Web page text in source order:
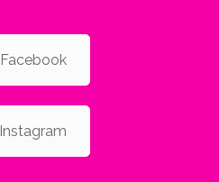
Facebook
Instagram